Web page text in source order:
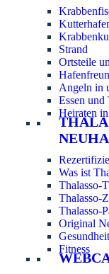
Strand
Ortsteile
Angeln in
Essen
Heiraten
Was ist
Thalasso-
Thalasso-
Thalasso-
Original
Gesundheit
Fitness